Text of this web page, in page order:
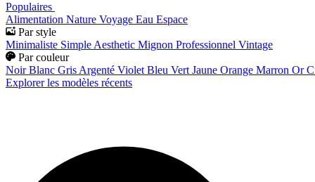
Populaires
Alimentation Nature Voyage Eau Espace
Par style
Minimaliste Simple Aesthetic Mignon Professionnel Vintage
Par couleur
Noir Blanc Gris Argenté Violet Bleu Vert Jaune Orange Marron Or
Explorer les modèles récents